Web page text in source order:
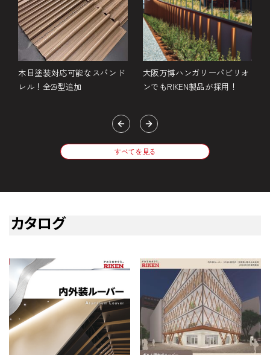
木目塗装対応可能なスパンド
レル！全29型追加
大阪万博ハンガリーパビリオ
ンでもRIKEN製品が採用！
すべてを見る
カタログ